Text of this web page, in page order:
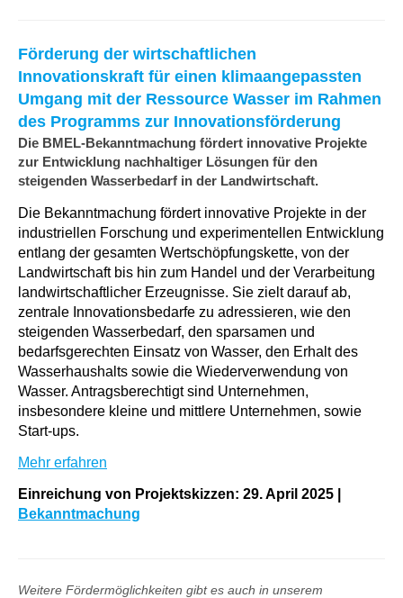
Förderung der wirtschaftlichen
Innovationskraft für einen klimaangepassten
Umgang mit der Ressource Wasser im Rahmen
des Programms zur Innovationsförderung
Die BMEL-Bekanntmachung fördert innovative Projekte
zur Entwicklung nachhaltiger Lösungen für den
steigenden Wasserbedarf in der Landwirtschaft.
Die Bekanntmachung fördert innovative Projekte in der
industriellen Forschung und experimentellen Entwicklung
entlang der gesamten Wertschöpfungskette, von der
Landwirtschaft bis hin zum Handel und der Verarbeitung
landwirtschaftlicher Erzeugnisse. Sie zielt darauf ab,
zentrale Innovationsbedarfe zu adressieren, wie den
steigenden Wasserbedarf, den sparsamen und
bedarfsgerechten Einsatz von Wasser, den Erhalt des
Wasserhaushalts sowie die Wiederverwendung von
Wasser. Antragsberechtigt sind Unternehmen,
insbesondere kleine und mittlere Unternehmen, sowie
Start-ups.
Mehr erfahren
Einreichung von Projektskizzen: 29. April 2025 |
Bekanntmachung
Weitere Fördermöglichkeiten gibt es auch in unserem